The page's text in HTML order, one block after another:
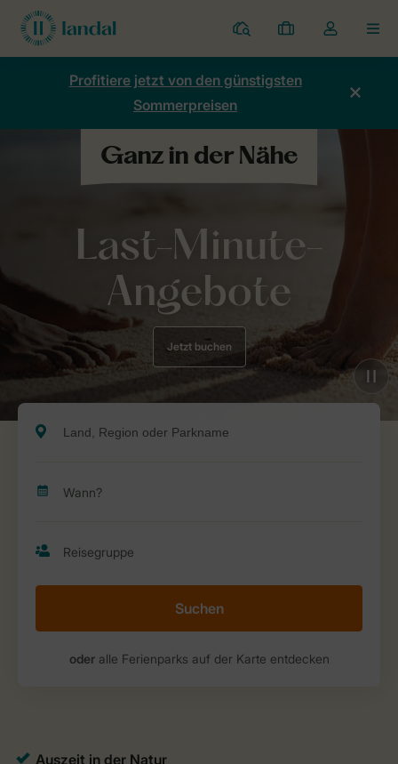
Ferienparks
Meine
Buchungen
Dropdown-
Menü
Kontos
Profitiere jetzt von den günstigsten
Sommerpreisen
Last-Minute-
Angebote
Jetzt buchen
Suchen
oderalle Ferienparks auf der Karte entdecken